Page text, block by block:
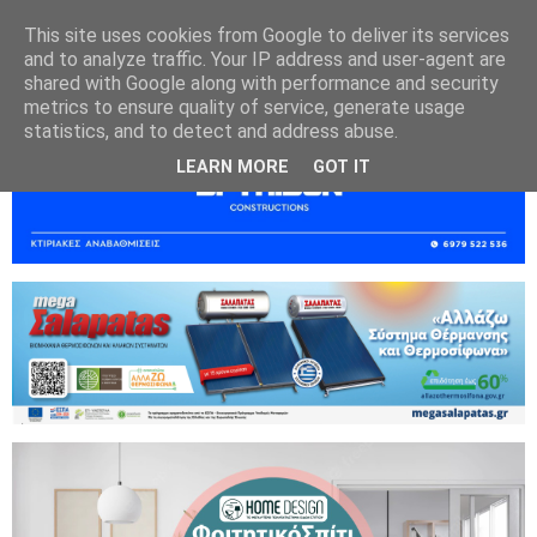
This site uses cookies from Google to deliver its services
and to analyze traffic. Your IP address and user-agent are
shared with Google along with performance and security
metrics to ensure quality of service, generate usage
statistics, and to detect and address abuse.
LEARN MORE GOT IT